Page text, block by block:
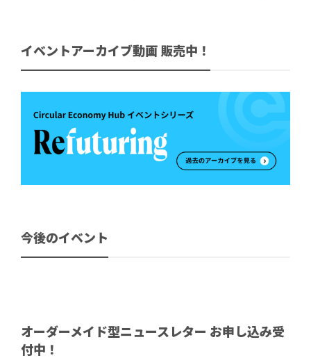
イベントアーカイブ動画 販売中！
今後のイベント
オーダーメイド型ニュースレター お申し込み受
付中！